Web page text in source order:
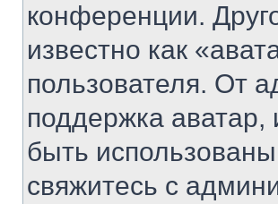
конференции.
известно как
пользователя. От
поддержка аватар,
быть
свяжитесь с